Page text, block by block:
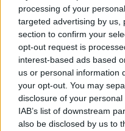
processing of your
targeted advertising by us,
section to confirm your
opt-out request is
interest-based ads based
us or personal information
your opt-out. You may
disclosure of your
IAB’s list of downstream
also be disclosed by us to
Mėsainių mėgėjus
Vilniuje: atskleidė
Žinios | Lietuvos diena